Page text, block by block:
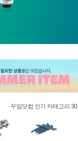
꾸밈닷컴 인기 카테고리 30